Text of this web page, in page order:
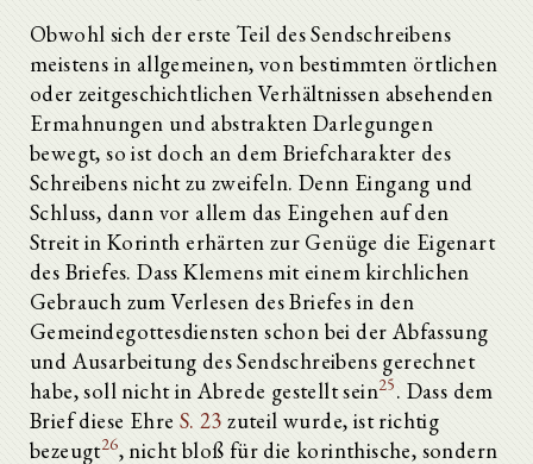
Obwohl sich der erste Teil des Sendschreibens
meistens in allgemeinen, von bestimmten örtlichen
oder zeitgeschichtlichen Verhältnissen absehenden
Ermahnungen und abstrakten Darlegungen
bewegt, so ist doch an dem Briefcharakter des
Schreibens nicht zu zweifeln. Denn Eingang und
Schluss, dann vor allem das Eingehen auf den
Streit in Korinth erhärten zur Genüge die Eigenart
des Briefes. Dass Klemens mit einem kirchlichen
Gebrauch zum Verlesen des Briefes in den
Gemeindegottesdiensten schon bei der Abfassung
und Ausarbeitung des Sendschreibens gerechnet
habe, soll nicht in Abrede gestellt sein25. Dass dem
Brief diese Ehre S. 23 zuteil wurde, ist richtig
bezeugt26, nicht bloß für die korinthische, sondern